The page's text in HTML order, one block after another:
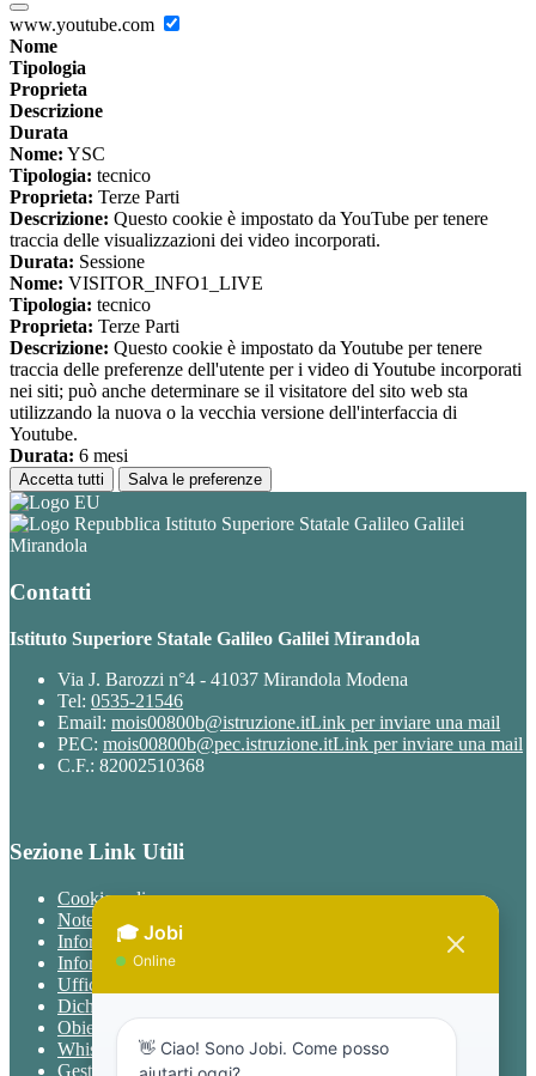
www.youtube.com
Nome
Tipologia
Proprieta
Descrizione
Durata
Nome: YSC
Tipologia: tecnico
Proprieta: Terze Parti
Descrizione: Questo cookie è impostato da YouTube per tenere
traccia delle visualizzazioni dei video incorporati.
Durata: Sessione
Nome: VISITOR_INFO1_LIVE
Tipologia: tecnico
Proprieta: Terze Parti
Descrizione: Questo cookie è impostato da Youtube per tenere
traccia delle preferenze dell'utente per i video di Youtube incorporati
nei siti; può anche determinare se il visitatore del sito web sta
utilizzando la nuova o la vecchia versione dell'interfaccia di
Youtube.
Durata: 6 mesi
Accetta tutti Salva le preferenze
Istituto Superiore Statale Galileo Galilei
Mirandola
Contatti
Istituto Superiore Statale Galileo Galilei Mirandola
Via J. Barozzi n°4 - 41037 Mirandola Modena
Tel: 0535-21546
Email: mois00800b@istruzione.itLink per inviare una mail
PEC: mois00800b@pec.istruzione.itLink per inviare una mail
C.F.: 82002510368
Sezione Link Utili
Cookie policy
Note legali
Informativa Privacy
Informativa Privacy chatbot Jobi
Ufficio Relazioni con il Pubblico
Dichiarazione di accessibilità
Obiettivi di accessibilità
Whistleblowing
Gestione consensi cookie